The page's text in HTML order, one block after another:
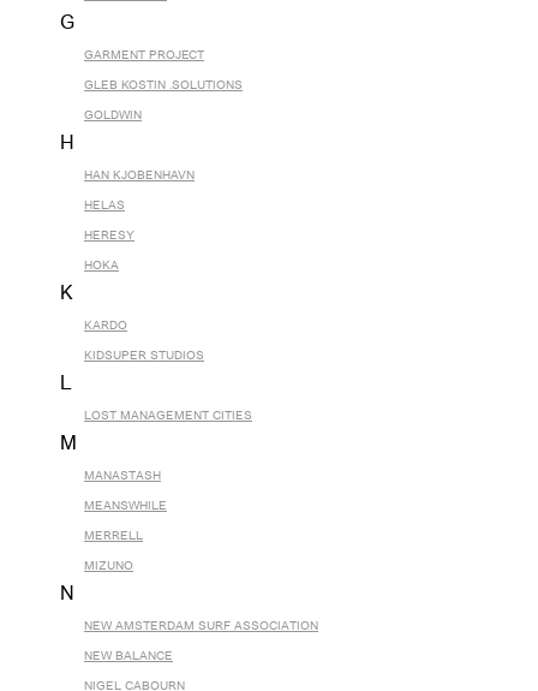
G
GARMENT PROJECT
GLEB KOSTIN .SOLUTIONS
GOLDWIN
H
HAN KJOBENHAVN
HELAS
HERESY
HOKA
K
KARDO
KIDSUPER STUDIOS
L
LOST MANAGEMENT CITIES
M
MANASTASH
MEANSWHILE
MERRELL
MIZUNO
N
NEW AMSTERDAM SURF ASSOCIATION
NEW BALANCE
NIGEL CABOURN